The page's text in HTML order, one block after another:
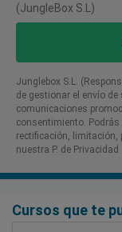
(JungleBox S.L)
Junglebox S.L.
de gestionar el envío
comunicaciones
consentimiento. Podrás
rectificación, limitación,
nuestra P. de Privacidad​
Cursos que te